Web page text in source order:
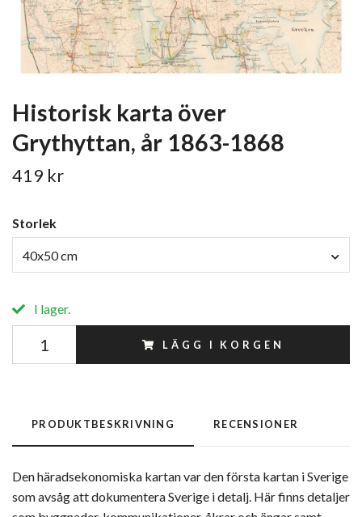
Historisk karta över
Grythyttan, år 1863-1868
419 kr
Storlek
40x50 cm
I lager.
LÄGG I KORGEN
PRODUKTBESKRIVNING RECENSIONER
Den häradsekonomiska kartan var den första kartan i Sverige
som avsåg att dokumentera Sverige i detalj. Här finns detaljer